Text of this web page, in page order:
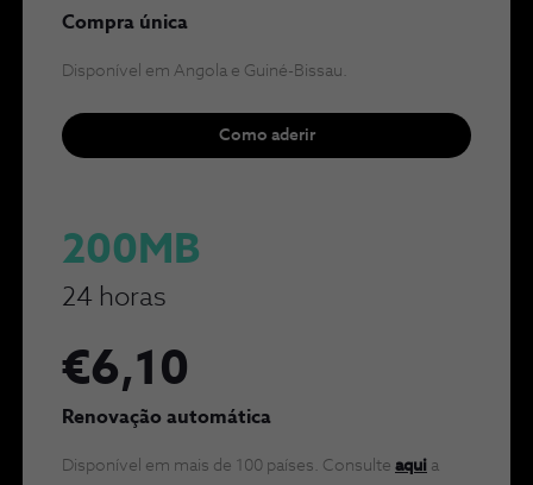
Compra única
Disponível em Angola e Guiné-Bissau.
Como aderir
200MB
24 horas
€6,10
Renovação automática
Disponível em mais de 100 países. Consulte aqui a